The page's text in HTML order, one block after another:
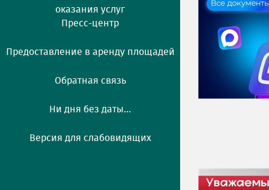
оказания услуг
Пресс-центр
Предоставление в аренду площадей
Обратная связь
Ни дня без даты...
Версия для слабовидящих